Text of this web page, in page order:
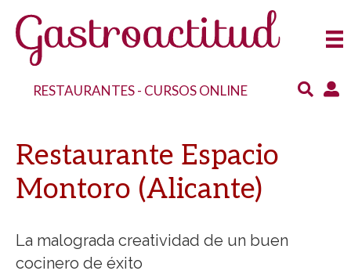
RESTAURANTES- CURSOS ONLINE
Restaurante Espacio
Montoro (Alicante)
La malograda creatividad de un buen
cocinero de éxito